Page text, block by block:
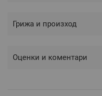
Грижа и произход
Оценки и коментари